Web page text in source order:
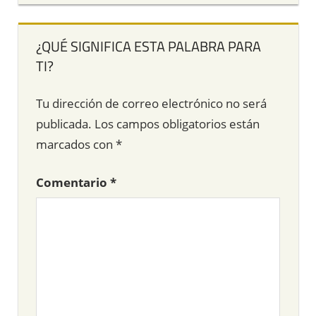
¿QUÉ SIGNIFICA ESTA PALABRA PARA
TI?
Tu dirección de correo electrónico no será
publicada. Los campos obligatorios están
marcados con *
Comentario *